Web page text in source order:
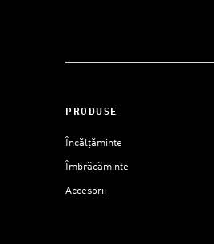
PRODUSE
Încălțăminte
Îmbrăcăminte
Accesorii